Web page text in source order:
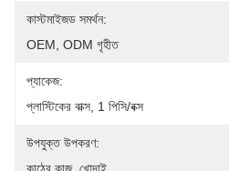
কাস্টমাইজড সমর্থন:
OEM, ODM গৃহীত
প্যাকেজ:
প্লাস্টিকের বাক্স, 1 পিসি/বক্স
উপযুক্ত উপকরণ: